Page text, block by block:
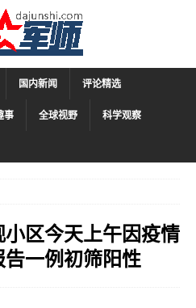
国内新闻 评论精选
事 全球视野 科学观察
区今天上午因疫情
一例初筛阳性